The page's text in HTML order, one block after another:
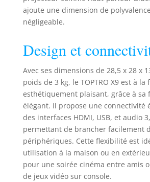
50%】Grâce à son système
amélioré de mise au point
correction trapézoïdale, ce
des fonctions d'évitement
d'obstacles et d'alignement
automatique sur écran.
de précision ajustent
l'image aux bordures de
en évitant les objets
Peu importe son
déplacements, obtenez
instantanément une
rectangulaire parfaitement
sans réglage manuel. Avec
fonction zoom 50-100% du
projecteur 4k, que ce soit
ajoute une dimension de
négligeable.
Design et
Avec ses dimensions de 28,5 x 28 x
poids de 3 kg, le TOPTRO X9 est à
esthétiquement plaisant, grâce à sa
élégant. Il propose une connectivité
des interfaces HDMI, USB, et audio
permettant de brancher facilement
périphériques. Cette flexibilité est
utilisation à la maison ou en
pour une soirée cinéma entre amis
de jeux vidéo sur console.